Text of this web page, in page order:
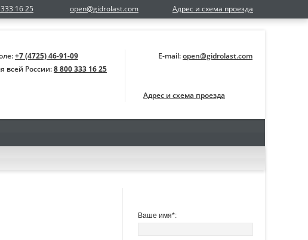
16 25 open@gidrolast.com Адрес и схема проезда
+7 (4725) 46-91-09 E-mail:open@gidrolast.com
всей России:8 800 333 16 25
Адрес и схема проезда
Ваше имя*: